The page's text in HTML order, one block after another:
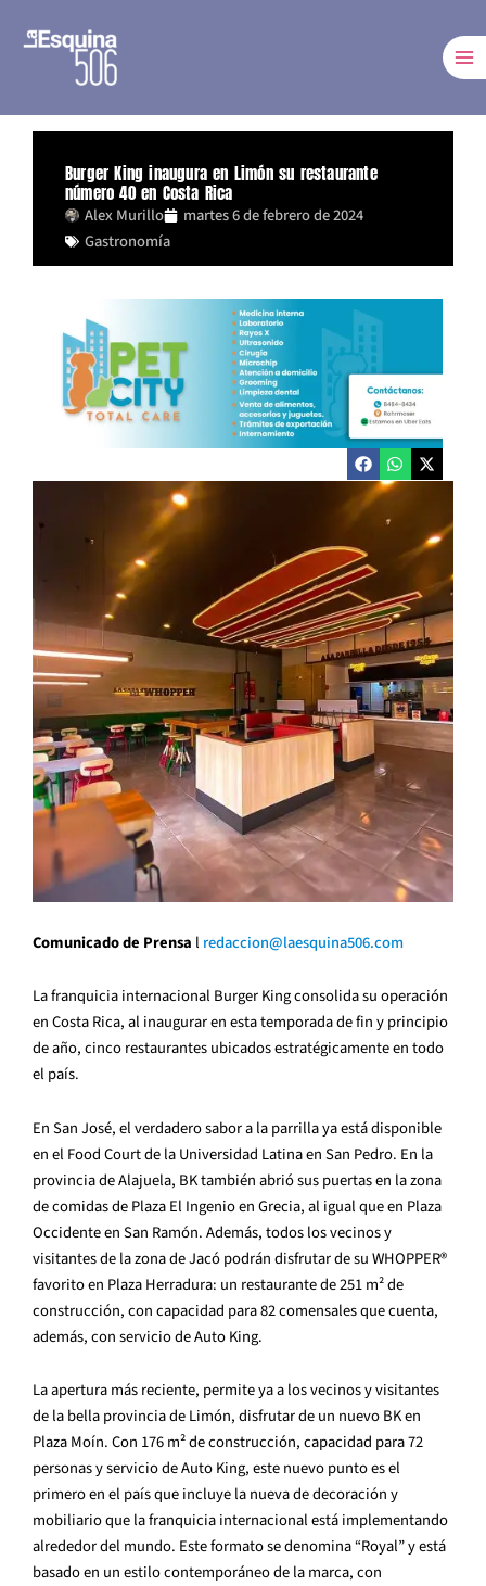
Burger King inaugura en Limón su restaurante
número 40 en Costa Rica
Alex Murillo
martes 6 de febrero de 2024
Gastronomía
Comunicado de Prensa l redaccion@laesquina506.com
La franquicia internacional Burger King consolida su operación
en Costa Rica, al inaugurar en esta temporada de fin y principio
de año, cinco restaurantes ubicados estratégicamente en todo
el país.
En San José, el verdadero sabor a la parrilla ya está disponible
en el Food Court de la Universidad Latina en San Pedro. En la
provincia de Alajuela, BK también abrió sus puertas en la zona
de comidas de Plaza El Ingenio en Grecia, al igual que en Plaza
Occidente en San Ramón. Además, todos los vecinos y
visitantes de la zona de Jacó podrán disfrutar de su WHOPPER®
favorito en Plaza Herradura: un restaurante de 251m²de
construcción, con capacidad para 82 comensales que cuenta,
además, con servicio de Auto King.
La apertura más reciente, permite ya a los vecinos y visitantes
de la bella provincia de Limón, disfrutar de un nuevo BK en
Plaza Moín. Con 176m²de construcción, capacidad para 72
personas y servicio de Auto King, este nuevo punto es el
primero en el país que incluye la nueva de decoración y
mobiliario que la franquicia internacional está implementando
alrededor del mundo. Este formato se denomina “Royal” y está
basado en un estilo contemporáneo de la marca, con